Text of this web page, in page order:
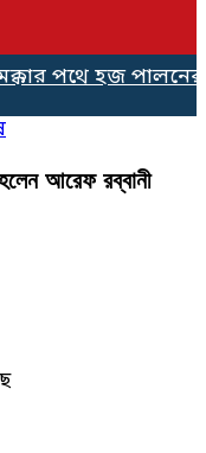
পথে হজ পালনের
আরেফ রব্বানী